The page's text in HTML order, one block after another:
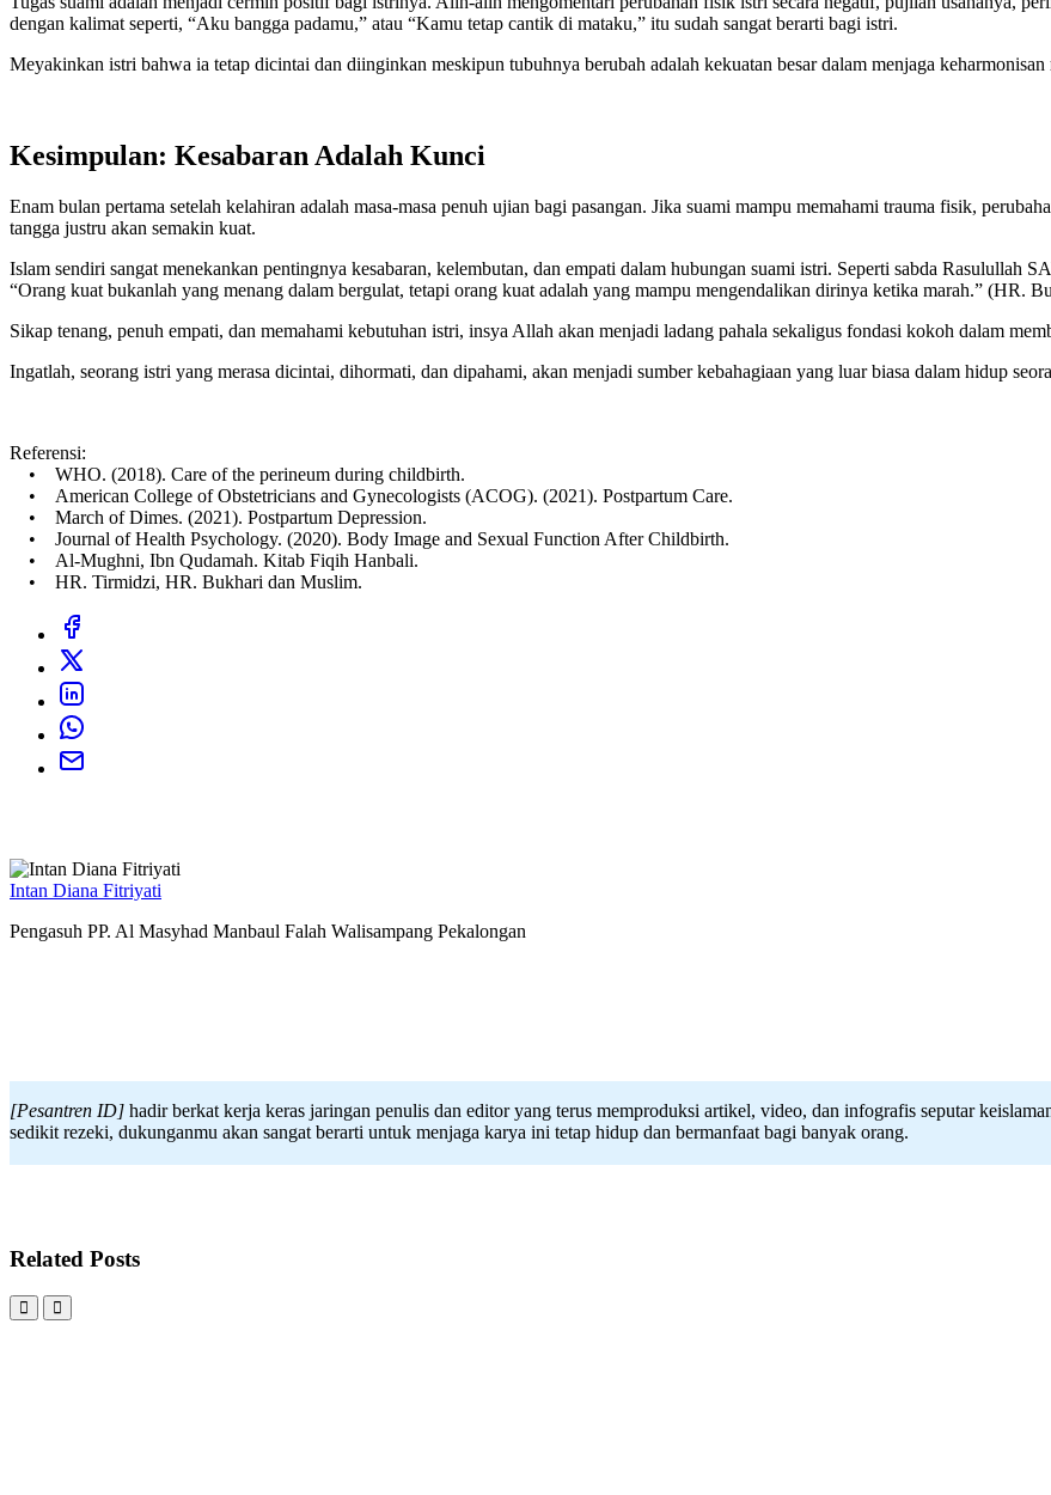
dengan kalimat seperti, “Aku bangga padamu,” atau “Kamu tetap cantik di mataku,” itu sudah sangat berarti bagi istri.
Meyakinkan istri bahwa ia tetap dicintai dan diinginkan meskipun tubuhnya berubah adalah kekuatan besar dalam menjaga keharmonisan
Kesimpulan: Kesabaran Adalah Kunci
Enam bulan pertama setelah kelahiran adalah masa-masa penuh ujian bagi pasangan. Jika suami mampu memahami trauma fisik,
tangga justru akan semakin kuat.
Islam sendiri sangat menekankan pentingnya kesabaran, kelembutan, dan empati dalam hubungan suami istri. Seperti sabda Rasulullah
“Orang kuat bukanlah yang menang dalam bergulat, tetapi orang kuat adalah yang mampu mengendalikan dirinya ketika marah.” (HR.
Sikap tenang, penuh empati, dan memahami kebutuhan istri, insya Allah akan menjadi ladang pahala sekaligus fondasi kokoh dalam
Ingatlah, seorang istri yang merasa dicintai, dihormati, dan dipahami, akan menjadi sumber kebahagiaan yang luar biasa dalam hidup
Referensi:
• WHO. (2018). Care of the perineum during childbirth.
• American College of Obstetricians and Gynecologists (ACOG). (2021). Postpartum Care.
• March of Dimes. (2021). Postpartum Depression.
• Journal of Health Psychology. (2020). Body Image and Sexual Function After Childbirth.
• Al-Mughni, Ibn Qudamah. Kitab Fiqih Hanbali.
• HR. Tirmidzi, HR. Bukhari dan Muslim.
Intan Diana Fitriyati
Pengasuh PP. Al Masyhad Manbaul Falah Walisampang Pekalongan
[Pesantren ID] hadir berkat kerja keras jaringan penulis dan editor yang terus memproduksi artikel, video, dan infografis seputar
sedikit rezeki, dukunganmu akan sangat berarti untuk menjaga karya ini tetap hidup dan bermanfaat bagi banyak orang.
Related Posts